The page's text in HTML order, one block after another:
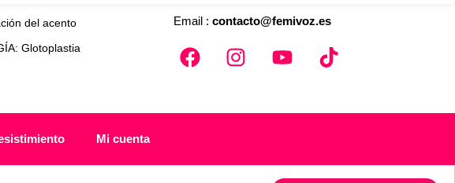
del acento
Glotoplastia
Email : contacto@femivoz.es
Mi cuenta